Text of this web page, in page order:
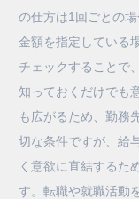
の仕方は1回ごとの
金額を指定している
チェックすることで
知っておくだけでも
も広がるため、勤務
切な条件ですが、給
く意欲に直結するた
す。転職や就職活動